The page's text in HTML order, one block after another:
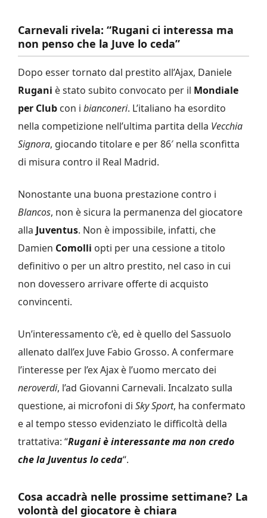
Carnevali rivela: “Rugani ci interessa ma
non penso che la Juve lo ceda”
Dopo esser tornato dal prestito all’Ajax, Daniele
Rugani è stato subito convocato per il Mondiale
per Club con i bianconeri. L’italiano ha esordito
nella competizione nell’ultima partita della Vecchia
Signora, giocando titolare e per 86′ nella sconfitta
di misura contro il Real Madrid.
Nonostante una buona prestazione contro i
Blancos, non è sicura la permanenza del giocatore
alla Juventus. Non è impossibile, infatti, che
Damien Comolli opti per una cessione a titolo
definitivo o per un altro prestito, nel caso in cui
non dovessero arrivare offerte di acquisto
convincenti.
Un’interessamento c’è, ed è quello del Sassuolo
allenato dall’ex Juve Fabio Grosso. A confermare
l’interesse per l’ex Ajax è l’uomo mercato dei
neroverdi, l’ad Giovanni Carnevali. Incalzato sulla
questione, ai microfoni di Sky Sport, ha confermato
e al tempo stesso evidenziato le difficoltà della
trattativa: “Rugani è interessante ma non credo
che la Juventus lo ceda“.
Cosa accadrà nelle prossime settimane? La
volontà del giocatore è chiara